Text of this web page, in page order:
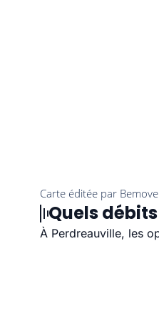
Quels
À Perdreauville, les